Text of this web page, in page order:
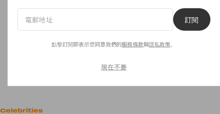
Celebrities
訂閱
點擊訂閱即表示您同意我們的服務條款與隱私政策
現在不要